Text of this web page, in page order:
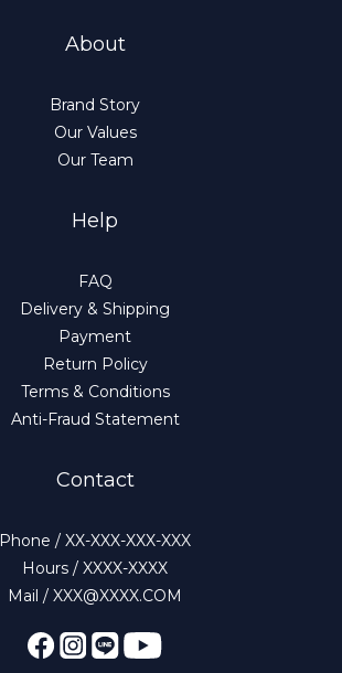
About
Brand Story
Our Values
Our Team
Help
FAQ
Delivery & Shipping
Payment
Return Policy
Terms & Conditions
Anti-Fraud Statement
Contact
Phone / XX-XXX-XXX-XXX
Hours / XXXX-XXXX
Mail / XXX@XXXX.COM